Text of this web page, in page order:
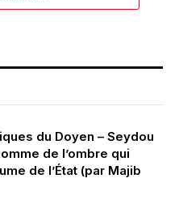
du Doyen – Seydou
de l’ombre qui
de l’État (par Majib